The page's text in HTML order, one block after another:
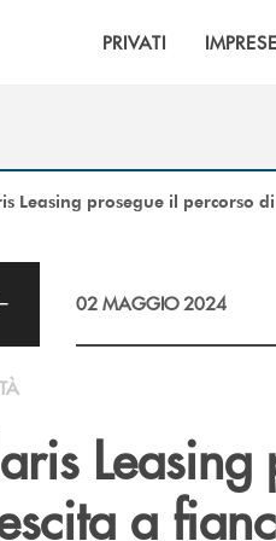
PRIVATI IMPRESE
Leasing prosegue il percorso
02 MAGGIO 2024
a